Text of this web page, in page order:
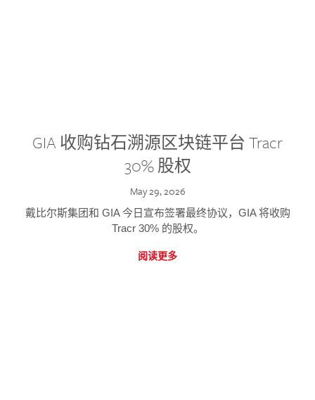
GIA 收购钻石溯源区块链平台 Tracr
30% 股权
May 29, 2026
戴比尔斯集团和 GIA 今日宣布签署最终协议，GIA 将收购
Tracr 30% 的股权。
阅读更多